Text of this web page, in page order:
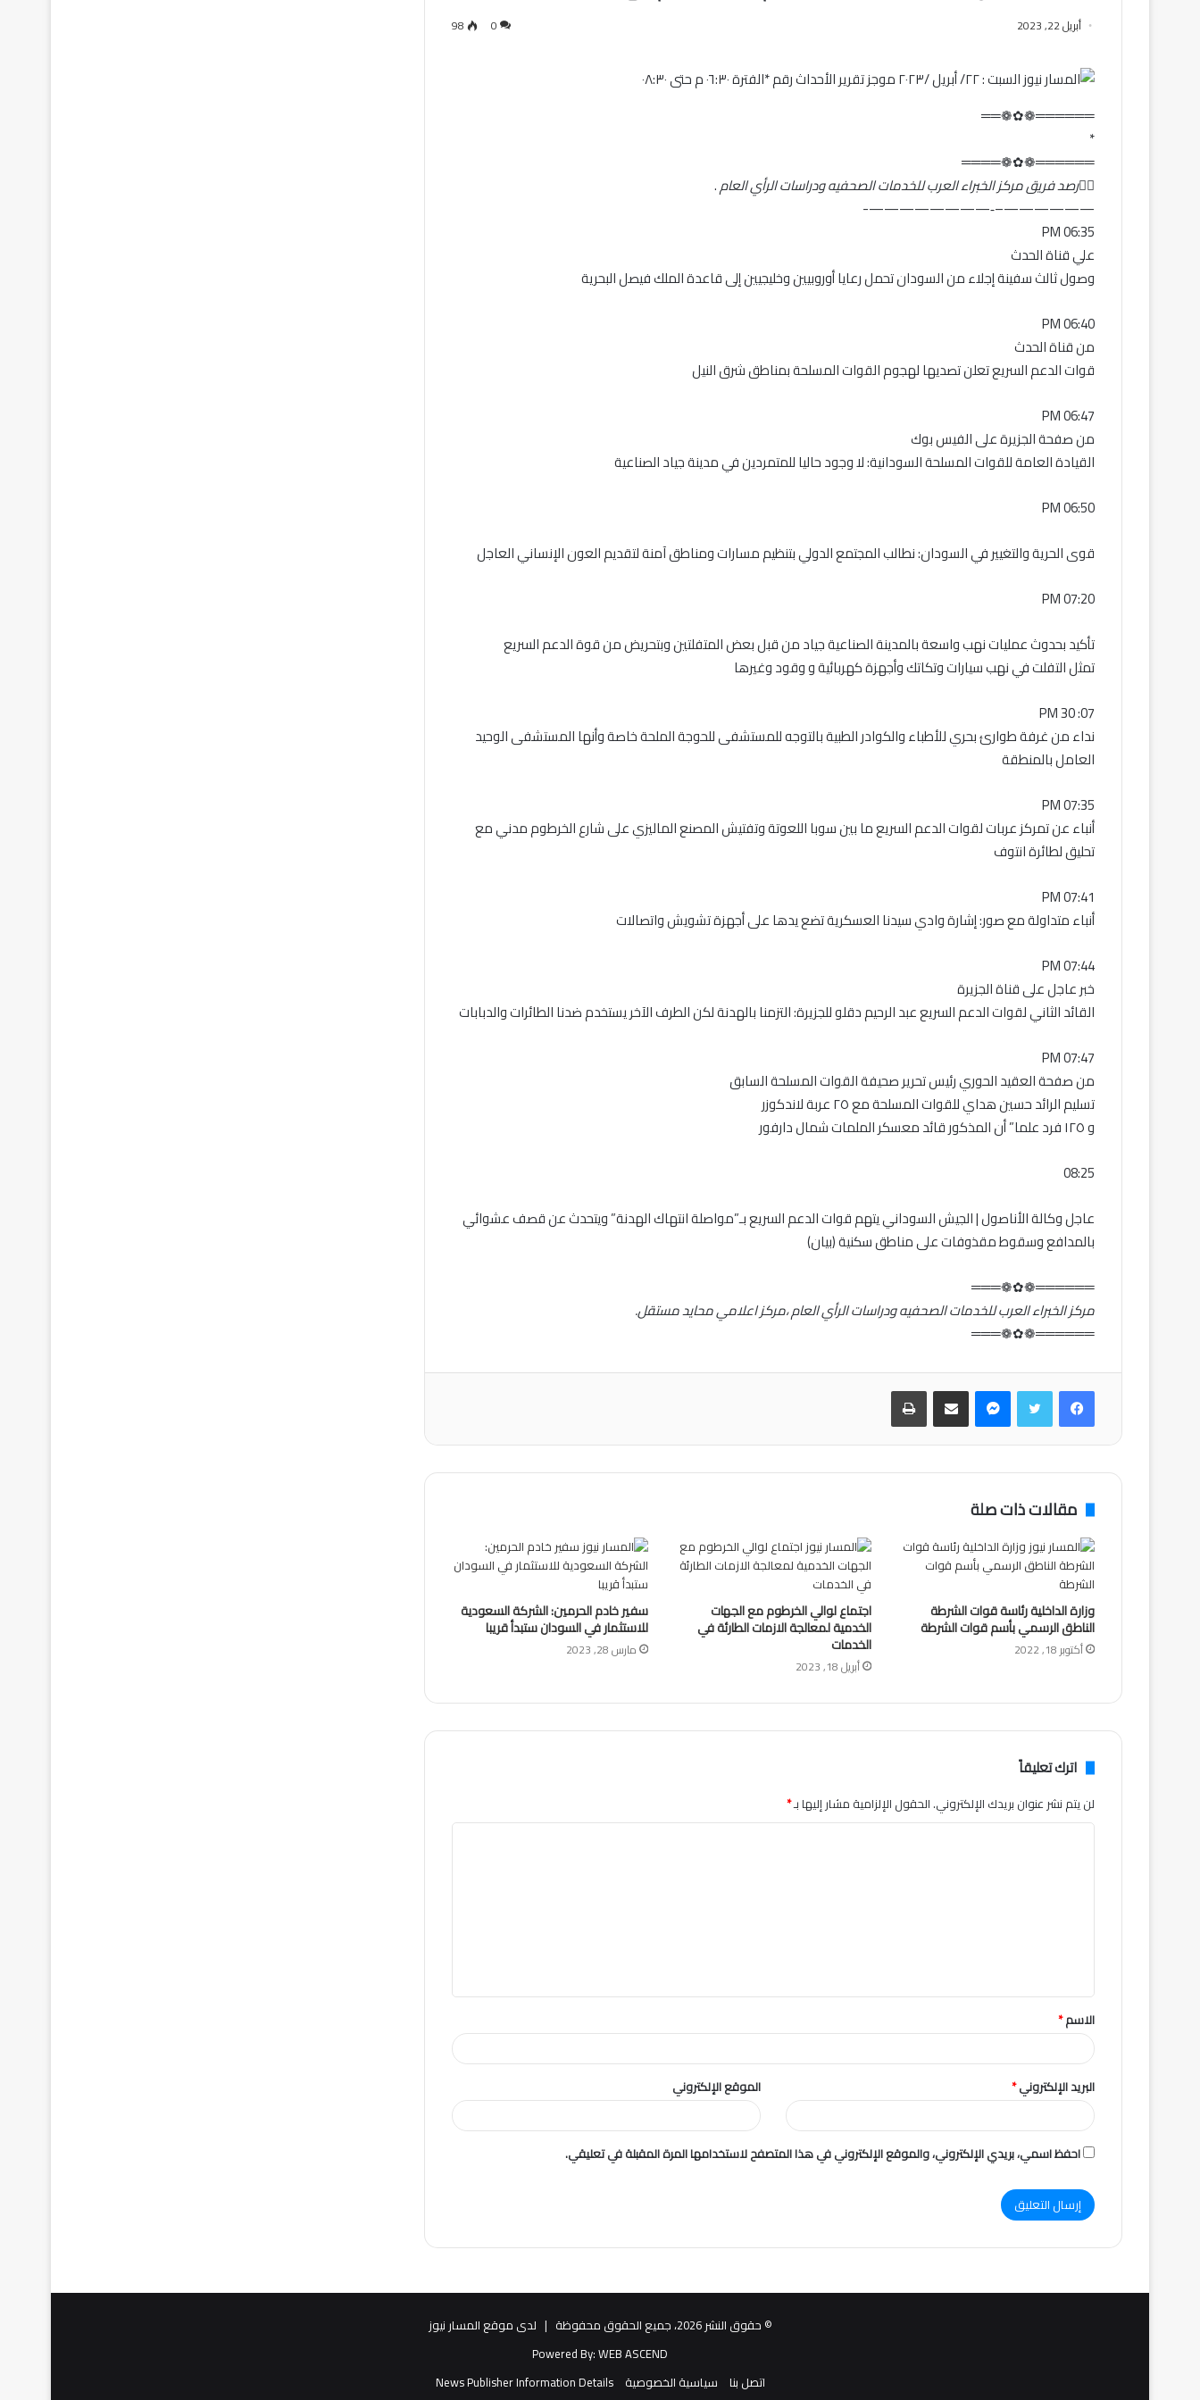
أبريل 22, 2023 0
98
══════❁✿❁══
*
══════❁✿❁════
✍🏻رصد فريق مركز الخبراء العرب للخدمات الصحفيه ودراسات الرأي العام.
——————–‐————————-
06:35 PM
علي قناة الحدث
وصول ثالث سفينة إجلاء من السودان تحمل رعايا أوروبيين وخليجيين إلى قاعدة الملك فيصل البحرية
06:40 PM
من قناة الحدث
قوات الدعم السريع تعلن تصديها لهجوم القوات المسلحة بمناطق شرق النيل
06:47 PM
من صفحة الجزيرة على الفيس بوك
القيادة العامة للقوات المسلحة السودانية: لا وجود حاليا للمتمردين في مدينة جياد الصناعية
06:50 PM
قوى الحرية والتغيير في السودان: نطالب المجتمع الدولي بتنظيم مسارات ومناطق آمنة لتقديم العون الإنساني العاجل
07:20 PM
تأكيد بحدوث عمليات نهب واسعة بالمدينة الصناعية جياد من قبل بعض المتفلتين وبتحريض من قوة الدعم السريع
تمثل التفلت في نهب سيارات وتكاتك وأجهزة كهربائية و وقود وغيرها
07: 30 PM
نداء من غرفة طوارئ بحري للأطباء والكوادر الطبية بالتوجه للمستشفى للحوجة الملحة خاصة وأنها المستشفى الوحيد
العامل بالمنطقة
07:35 PM
أنباء عن تمركز عربات لقوات الدعم السريع ما بين سوبا اللعوتة وتفتيش المصنع الماليزي على شارع الخرطوم مدني مع
تحليق لطائرة انتوف
07:41 PM
أنباء متداولة مع صور: إشارة وادي سيدنا العسكرية تضع يدها على أجهزة تشويش واتصالات
07:44 PM
خبر عاجل على قناة الجزيرة
القائد الثاني لقوات الدعم السريع عبد الرحيم دقلو للجزيرة: التزمنا بالهدنة لكن الطرف الآخر يستخدم ضدنا الطائرات والدبابات
07:47 PM
من صفحة العقيد الحوري رئيس تحرير صحيفة القوات المسلحة السابق
تسليم الرائد حسين هداي للقوات المسلحة مع ٢٥ عربة لاندكوزر
و ١٢٥ فرد علما” أن المذكور قائد معسكر الملمات شمال دارفور
08:25
عاجل وكالة الأناصول | الجيش السوداني يتهم قوات الدعم السريع بـ”مواصلة انتهاك الهدنة” ويتحدث عن قصف عشوائي
بالمدافع وسقوط مقذوفات على مناطق سكنية (بيان)
══════❁✿❁═══
مركز الخبراء العرب للخدمات الصحفيه ودراسات الرأي العام ،مركز اعلامي محايد مستقل.
══════❁✿❁═══
فيسبوكتويتر ماسنجر مشاركة عبر البريد طباعة
مقالات ذات صلة
وزارة الداخلية رئاسة قوات الشرطة
الناطق الرسمي بأسم قوات الشرطة
أكتوبر 18, 2022
اجتماع لوالي الخرطوم مع الجهات
الخدمية لمعالجة الازمات الطارئة في
الخدمات
أبريل 18, 2023
سفير خادم الحرمين: الشركة السعودية
للاستثمار في السودان ستبدأ قريبا
مارس 28, 2023
اترك تعليقاً
لن يتم نشر عنوان بريدك الإلكتروني.الحقول الإلزامية مشار إليها بـ*
ق
*
الاسم*
البريد الإلكتروني* الموقع الإلكتروني
احفظ اسمي، بريدي الإلكتروني، والموقع الإلكتروني في هذا المتصفح لاستخدامها المرة المقبلة في تعليقي.
© حقوق النشر 2026، جميع الحقوق محفوظة |
لدى موقع المسار نيوز
Powered By:WEB ASCEND
اتصل بنا
سياسية الخصوصية
News Publisher Information Details